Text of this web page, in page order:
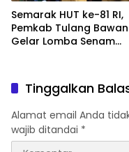
Semarak HUT ke-81 RI,
Pemkab Tulang
Gelar Lomba Senam
Tinggalkan
Alamat email Anda
wajib ditandai *